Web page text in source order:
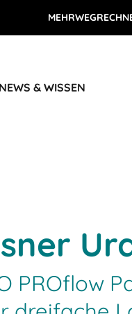
NEWS & WISSEN
PROflow